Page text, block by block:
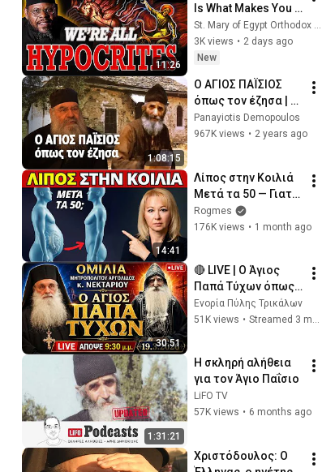
11:26
Is What Makes You
Lukewarm | Father
Turbo Qualls
St. Mary of Egypt Orthodox Church, Kansas City, MO
3K views • 2 days ago
New
1:08:15
Ο ΑΓΙΟΣ ΠΑΪΣΙΟΣ
όπως τον έζησα |
ΚΑΘΡΕΦΤΗΣ 32 | ΡΙΚ
Panayiotis Demopoulos
967K views • 2 years ago
14:41
Λίπος στην Κοιλιά
Μετά τα 50 — Γιατί
Δεν Φεύγει και Πώς
να το Εξαφανίσετε
Rogmes
176K views • 1 month ago
30:51
🔴 LIVE | Ο Άγιος
Παπά Τύχων όπως
δεν τον γνωρίζαμε |
Μητροπολίτης
Ενορία Πύλης Τρικάλων
51K views • Streamed 3 months ago
1:31:21
H σκληρή αλήθεια
για τον Άγιο Παΐσιο
LiFO TV
57K views • 6 months ago
Χριστόδουλος: Ο